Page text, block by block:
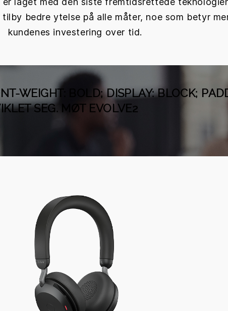
bedre ytelse på alle måter, noe som betyr
kundenes investering over tid.
WEIGHT: BOLD; DISPLAY: BLOCK;
SEG. MØT EVOLVE2